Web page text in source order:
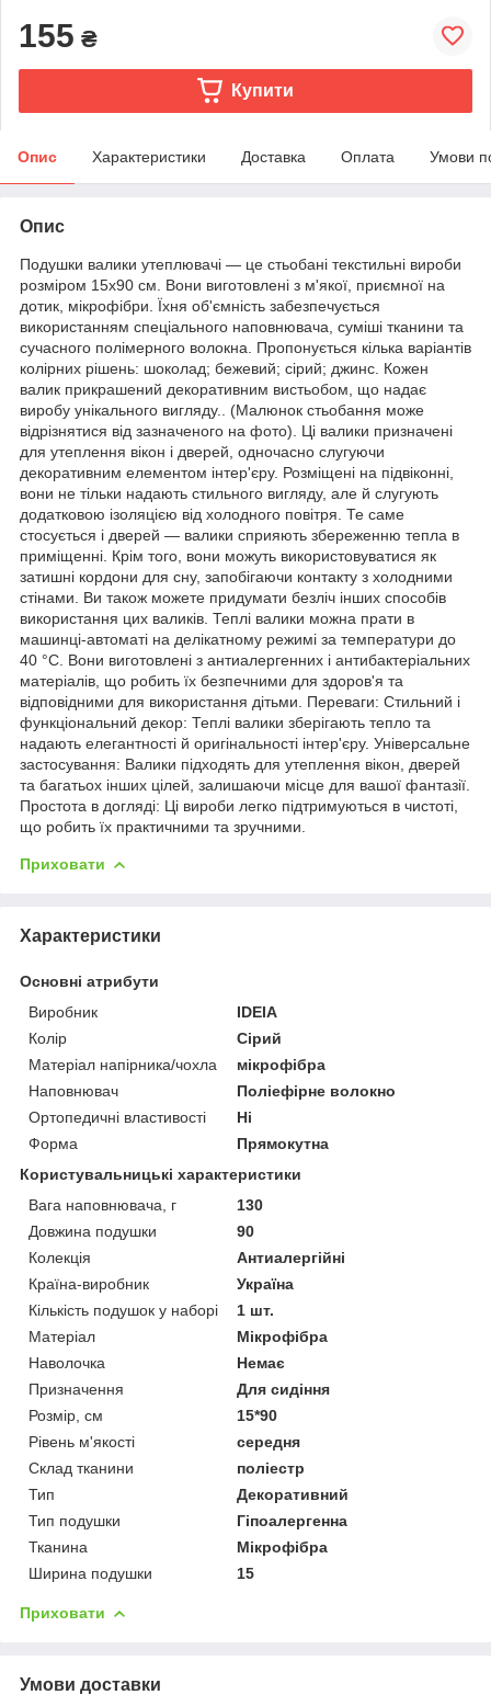
155 ₴
Купити
Опис Характеристики Доставка Оплата Умови
Опис
Подушки валики утеплювачі — це стьобані текстильні вироби
розміром 15х90 см. Вони виготовлені з м'якої, приємної на
дотик, мікрофібри. Їхня об'ємність забезпечується
використанням спеціального наповнювача, суміші тканини та
сучасного полімерного волокна. Пропонується кілька варіантів
колірних рішень: шоколад; бежевий; сірий; джинс. Кожен
валик прикрашений декоративним вистьобом, що надає
виробу унікального вигляду.. (Малюнок стьобання може
відрізнятися від зазначеного на фото). Ці валики призначені
для утеплення вікон і дверей, одночасно слугуючи
декоративним елементом інтер'єру. Розміщені на підвіконні,
вони не тільки надають стильного вигляду, але й слугують
додатковою ізоляцією від холодного повітря. Те саме
стосується і дверей — валики сприяють збереженню тепла в
приміщенні. Крім того, вони можуть використовуватися як
затишні кордони для сну, запобігаючи контакту з холодними
стінами. Ви також можете придумати безліч інших способів
використання цих валиків. Теплі валики можна прати в
машинці-автоматі на делікатному режимі за температури до
40 °C. Вони виготовлені з антиалергенних і антибактеріальних
матеріалів, що робить їх безпечними для здоров'я та
відповідними для використання дітьми. Переваги: Стильний і
функціональний декор: Теплі валики зберігають тепло та
надають елегантності й оригінальності інтер'єру. Універсальне
застосування: Валики підходять для утеплення вікон, дверей
та багатьох інших цілей, залишаючи місце для вашої фантазії.
Простота в догляді: Ці вироби легко підтримуються в чистоті,
що робить їх практичними та зручними.
Приховати
Характеристики
Основні атрибути
Виробник
IDEIA
Колір
Сірий
Матеріал напірника/чохла
мікрофібра
Наповнювач
Поліефірне волокно
Ортопедичні властивості
Ні
Форма
Прямокутна
Користувальницькі характеристики
Вага наповнювача, г
130
Довжина подушки
90
Колекція
Антиалергійні
Країна-виробник
Україна
Кількість подушок у наборі
1 шт.
Матеріал
Мікрофібра
Наволочка
Немає
Призначення
Для сидіння
Розмір, см
15*90
Рівень м'якості
середня
Склад тканини
поліестр
Тип
Декоративний
Тип подушки
Гіпоалергенна
Тканина
Мікрофібра
Ширина подушки
15
Приховати
Умови доставки